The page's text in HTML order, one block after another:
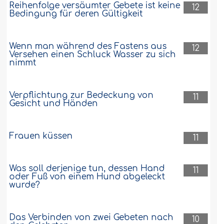
12
Reihenfolge versäumter Gebete ist keine
Bedingung für deren Gültigkeit
12
Wenn man während des Fastens aus
Versehen einen Schluck Wasser zu sich
nimmt
11
Verpflichtung zur Bedeckung von
Gesicht und Händen
11
Frauen küssen
11
Was soll derjenige tun, dessen Hand
oder Fuß von einem Hund abgeleckt
wurde?
10
Das Verbinden von zwei Gebeten nach